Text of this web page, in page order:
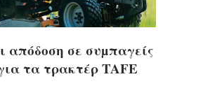
απόδοση σε συµπαγείς
τα τρακτέρ TAFE